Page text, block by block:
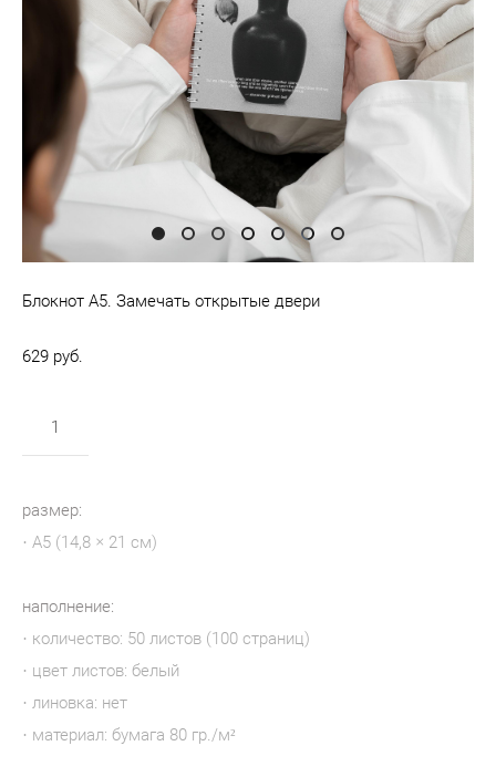
Блокнот А5. Замечать открытые двери
629 pуб.
размер:
· А5 (14,8 × 21 см)
наполнение:
· количество: 50 листов (100 страниц)
· цвет листов: белый
· линовка: нет
· материал: бумага 80 гр./м²